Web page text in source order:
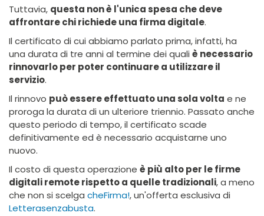
Tuttavia, questa non è l'unica spesa che deve
affrontare chi richiede una firma digitale.
Il certificato di cui abbiamo parlato prima, infatti, ha
una durata di tre anni al termine dei quali è necessario
rinnovarlo per poter continuare a utilizzare il
servizio.
Il rinnovo può essere effettuato una sola volta e ne
proroga la durata di un ulteriore triennio. Passato anche
questo periodo di tempo, il certificato scade
definitivamente ed è necessario acquistarne uno
nuovo.
Il costo di questa operazione è più alto per le firme
digitali remote rispetto a quelle tradizionali, a meno
che non si scelga cheFirma!, un'offerta esclusiva di
Letterasenzabusta.